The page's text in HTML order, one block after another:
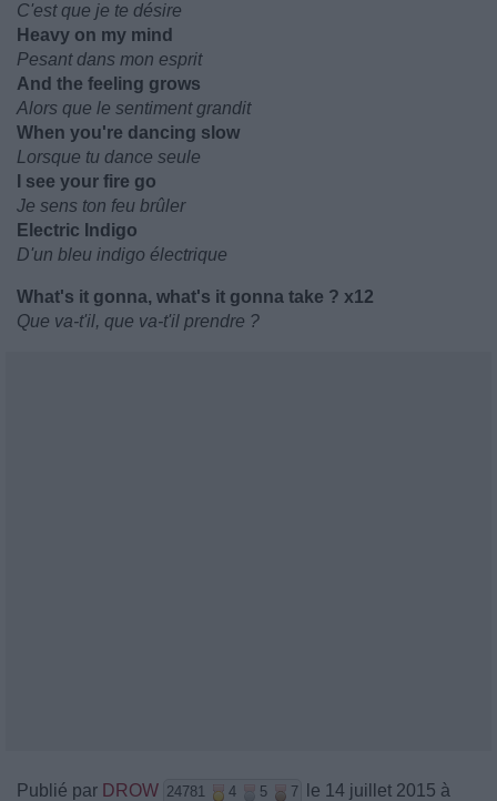
C'est que je te désire
Heavy on my mind
Pesant dans mon esprit
And the feeling grows
Alors que le sentiment grandit
When you're dancing slow
Lorsque tu dance seule
I see your fire go
Je sens ton feu brûler
Electric Indigo
D'un bleu indigo électrique
What's it gonna, what's it gonna take ? x12
Que va-t'il, que va-t'il prendre ?
Publié par DROW 24781 4 5 7
le 14 juillet 2015 à